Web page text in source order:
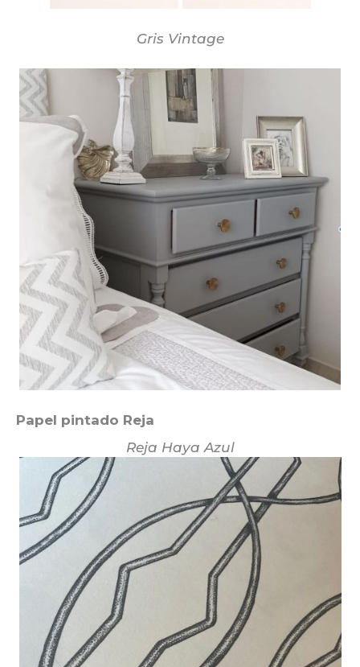
Gris Vintage
Papel pintado Reja
Reja Haya Azul